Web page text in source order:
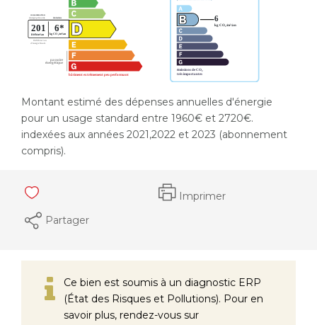
Montant estimé des dépenses annuelles d'énergie
pour un usage standard entre 1960€ et 2720€.
indexées aux années 2021,2022 et 2023 (abonnement
compris).
Imprimer
Partager
Ce bien est soumis à un diagnostic ERP
(État des Risques et Pollutions). Pour en
savoir plus, rendez-vous sur